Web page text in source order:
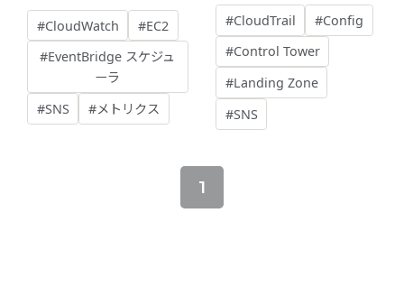
+CloudWatch+SNS】
EC2 停止スケジュール
の失敗通知を構築する
#CloudWatch
#EC2
#EventBridge スケジュ
ーラ
#SNS
#メトリクス
新する際に気になった
こと
#CloudTrail
#Config
#Control Tower
#Landing Zone
#SNS
1